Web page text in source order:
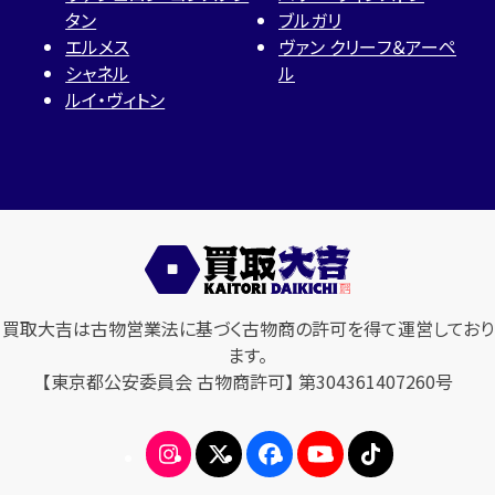
タン
エルメス
シャネル
ルイ・ヴィトン
ブルガリ
ヴァン クリーフ＆アーペ
ル
買取大吉は古物営業法に基づく古物商の許可を得て運営しており
ます。
【東京都公安委員会 古物商許可】 第304361407260号